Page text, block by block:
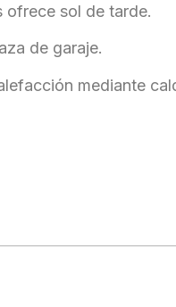
ofrece sol de tarde.
de garaje.
mediante